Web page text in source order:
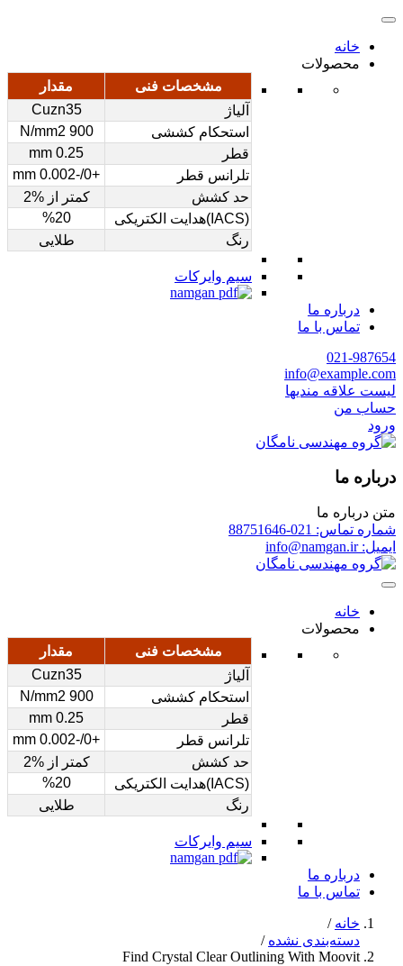
خانه
محصولات
مشخصات فنی
مقدار
آلیاژ
Cuzn35
استحکام کششی
900 N/mm2
قطر
0.25 mm
تلرانس قطر
+0/-0.002 mm
حد کشش
کمتر از %2
(IACS)هدایت الکتریکی
%20
رنگ
طلایی
سیم وایرکات
درباره ما
تماس با ما
021-987654
info@example.com
لیست علاقه مندیها
حساب من
ورود
درباره ما
متن درباره ما
شماره تماس: 021-88751646
ایمیل: info@namgan.ir
خانه
محصولات
مشخصات فنی
مقدار
آلیاژ
Cuzn35
استحکام کششی
900 N/mm2
قطر
0.25 mm
تلرانس قطر
+0/-0.002 mm
حد کشش
کمتر از %2
(IACS)هدایت الکتریکی
%20
رنگ
طلایی
سیم وایرکات
درباره ما
تماس با ما
خانه /
دسته‌بندی نشده /
Find Crystal Clear Outlining With Moovit